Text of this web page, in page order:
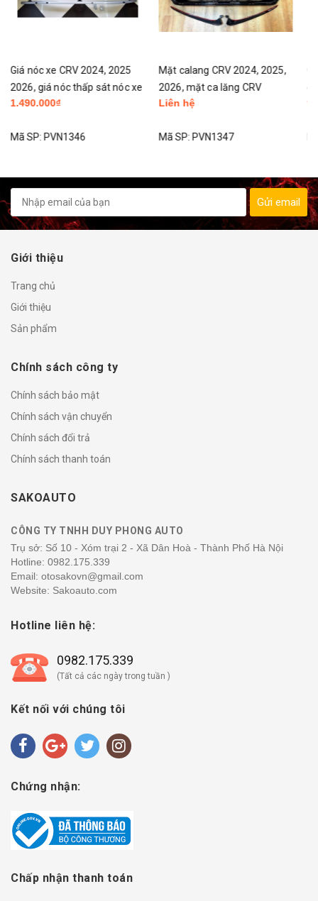
Mặt calang CRV 2024, 2025,
2026, mặt ca lăng CRV
Liên hệ
Mã SP:PVN1347
Gập gương nâng hạ kính tự
động CRV 2018 - 2025 /
Civic/ HRV bản L, RS, HEV
980.000₫
Mã SP:PVN1198
Gửi email
Giới thiệu
Trang chủ
Giới thiệu
Sản phẩm
Chính sách công ty
Chính sách bảo mật
Chính sách vận chuyển
Chính sách đổi trả
Chính sách thanh toán
SAKOAUTO
CÔNG TY TNHH DUY PHONG AUTO
Trụ sở: Số 10 - Xóm trại 2 - Xã Dân Hoà - Thành Phố Hà Nội
Hotline: 0982.175.339
Email: otosakovn@gmail.com
Website: Sakoauto.com
Hotline liên hệ:
0982.175.339
(Tất cả các ngày trong tuần )
Kết nối với chúng tôi
Chứng nhận:
Chấp nhận thanh toán